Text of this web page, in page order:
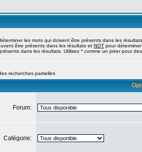
les mots qui doivent être présents dans les
être présents dans les résultats et NOT pour
dans les résultats. Utilisez * comme un joker pour des
recherches partielles
Forum:
Catégorie: